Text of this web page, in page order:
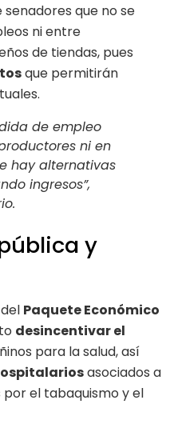
senadores que no se
ni entre
de tiendas, pues
que permitirán
de empleo
ni en
hay alternativas
ingresos”,
y
Paquete Económico
desincentivar el
para la salud, así
asociados a
el tabaquismo y el